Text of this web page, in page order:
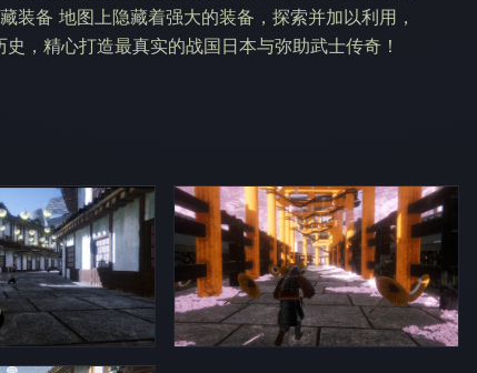
备 地图上隐藏着强大的装备，探索并加以利用，
，精心打造最真实的战国日本与弥助武士传奇！